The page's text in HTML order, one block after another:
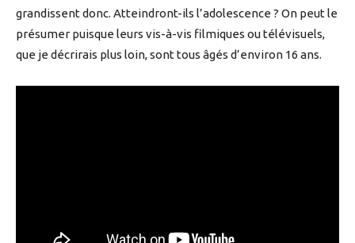
grandissent donc. Atteindront-ils l’adolescence ? On peut le
présumer puisque leurs vis-à-vis filmiques ou télévisuels,
que je décrirais plus loin, sont tous âgés d’environ 16 ans.